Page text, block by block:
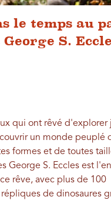
le temps au
S.
qui ont rêvé d'explorer
un monde peuplé
formes et de toutes
George S. Eccles est
rêve, avec plus de 100
de dinosaures